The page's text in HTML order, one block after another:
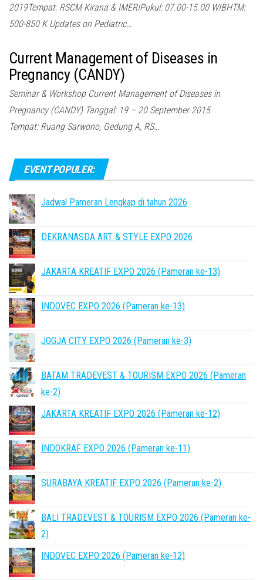
2019Tempat: RSCM Kirana & IMERIPukul: 07.00-15.00 WIBHTM:
500-850 K Updates on Pediatric…
Current Management of Diseases in
Pregnancy (CANDY)
Seminar & Workshop Current Management of Diseases in
Pregnancy (CANDY) Tanggal: 19 – 20 September 2015
Tempat: Ruang Sarwono, Gedung A, RS…
EVENT POPULER:
Jadwal Pameran Lengkap di tahun 2026
DEKRANASDA ART & STYLE EXPO 2026
JAKARTA KREATIF EXPO 2026 (Pameran ke-13)
INDOVEC EXPO 2026 (Pameran ke-13)
JOGJA CITY EXPO 2026 (Pameran ke-3)
BATAM TRADEVEST & TOURISM EXPO 2026 (Pameran
ke-2)
JAKARTA KREATIF EXPO 2026 (Pameran ke-12)
INDOKRAF EXPO 2026 (Pameran ke-11)
SURABAYA KREATIF EXPO 2026 (Pameran ke-2)
BALI TRADEVEST & TOURISM EXPO 2026 (Pameran ke-
2)
INDOVEC EXPO 2026 (Pameran ke-12)